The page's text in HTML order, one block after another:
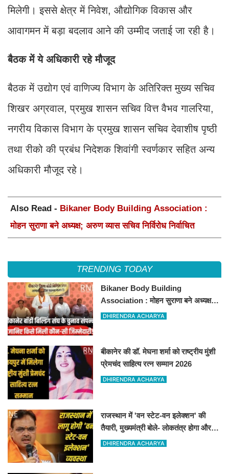
मिलेगी। इससे क्षेत्र में निवेश, औद्योगिक विकास और
आवागमन में बड़ा बदलाव आने की उम्मीद जताई जा रही है।
बैठक में ये अधिकारी रहे मौजूद
बैठक में उद्योग एवं वाणिज्य विभाग के अतिरिक्त मुख्य सचिव
शिखर अग्रवाल, प्रमुख शासन सचिव वित्त वैभव गालरिया,
नगरीय विकास विभाग के प्रमुख शासन सचिव देवाशीष पृष्ठी
तथा रीको की प्रबंध निदेशक शिवांगी स्वर्णकार सहित अन्य
अधिकारी मौजूद रहे।
Also Read - Bikaner Body Building Association :
मोहन सुराणा बने अध्यक्ष; अरुण व्यास सचिव निर्विरोध निर्वाचित
TRENDING TODAY
Bikaner Body Building
Association : मोहन सुराणा बने अध्यक्ष;
अरुण व्यास सचिव निर्विरोध निर्वाचित
DHIRENDRA ACHARYA
बीकानेर की डॉ. मेघना शर्मा को राष्ट्रीय मुंशी
प्रेमचंद साहित्य रत्न सम्मान 2026
DHIRENDRA ACHARYA
राजस्थान में 'वन स्टेट-वन इलेक्शन' की
तैयारी, मुख्यमंत्री बोले- लोकतंत्र होगा और
मजबूत
DHIRENDRA ACHARYA